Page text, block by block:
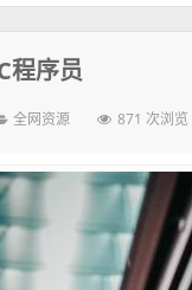
程序员
全网资源 871 次浏览